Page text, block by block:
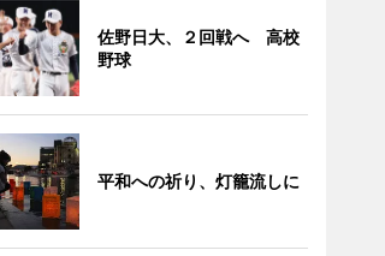
佐野日大、２回戦へ 高校
野球
平和への祈り、灯籠流しに